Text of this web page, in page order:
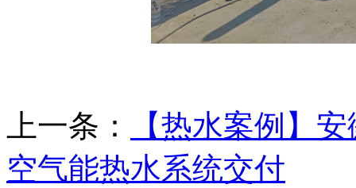
上一条：
【热水案例】
空气能热水系统交付